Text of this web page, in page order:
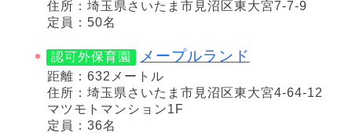
住所：埼玉県さいたま市見沼区東大宮7-7-9
定員：50名
認可外保育園 メープルランド
距離：632メートル
住所：埼玉県さいたま市見沼区東大宮4-64-12
マツモトマンション1F
定員：36名